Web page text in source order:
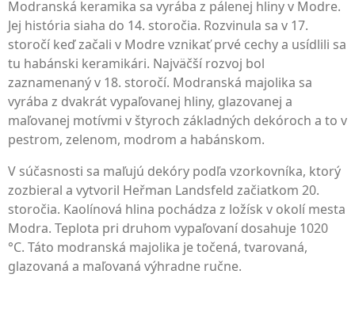
Modranská keramika sa vyrába z pálenej hliny v Modre.
Jej história siaha do 14. storočia. Rozvinula sa v 17.
storočí keď začali v Modre vznikať prvé cechy a usídlili sa
tu habánski keramikári. Najväčší rozvoj bol
zaznamenaný v 18. storočí. Modranská majolika sa
vyrába z dvakrát vypaľovanej hliny, glazovanej a
maľovanej motívmi v štyroch základných dekóroch a to v
pestrom, zelenom, modrom a habánskom.
V súčasnosti sa maľujú dekóry podľa vzorkovníka, ktorý
zozbieral a vytvoril Heřman Landsfeld začiatkom 20.
storočia. Kaolínová hlina pochádza z ložísk v okolí mesta
Modra. Teplota pri druhom vypaľovaní dosahuje 1020
°C. Táto modranská majolika je točená, tvarovaná,
glazovaná a maľovaná výhradne ručne.